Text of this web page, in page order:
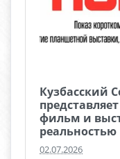
Кузбасский
фильм и
реальностью
02.07.2026